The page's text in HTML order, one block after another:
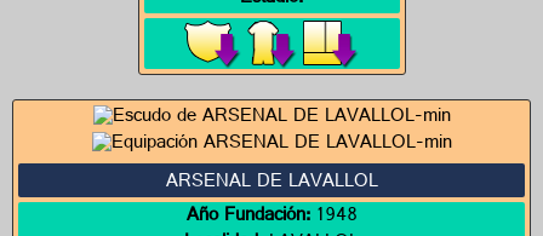
ARSENAL DE LAVALLOL
Año Fundación:1948